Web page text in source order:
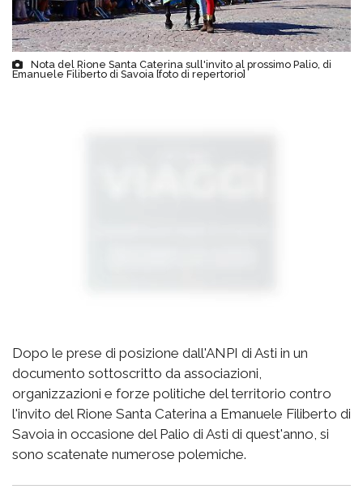
Nota del Rione Santa Caterina sull'invito al prossimo Palio, di
Emanuele Filiberto di Savoia [foto di repertorio]
Dopo le prese di posizione dall'ANPI di Asti in un
documento sottoscritto da associazioni,
organizzazioni e forze politiche del territorio contro
l'invito del Rione Santa Caterina a Emanuele Filiberto di
Savoia in occasione del Palio di Asti di quest'anno, si
sono scatenate numerose polemiche.